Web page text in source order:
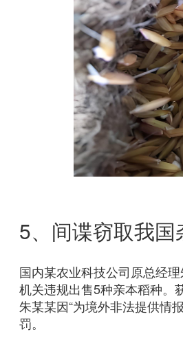
5、间谍窃取我
国内某农业科技公司原总经
机关违规出售5种亲本稻种。
朱某某因“为境外非法提供情
罚。